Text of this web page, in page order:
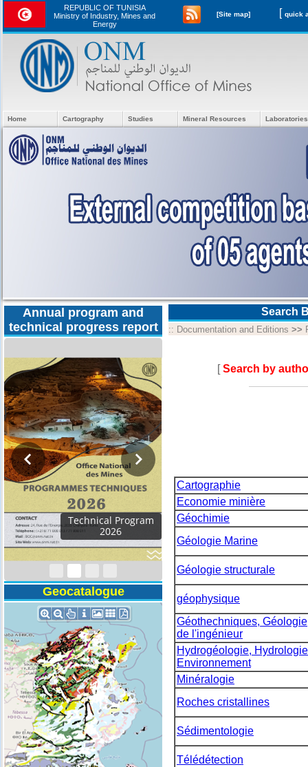
REPUBLIC OF TUNISIA
Ministry of Industry, Mines and
Energy
[Site map] [
Home Cartography Studies Mineral Resources
Annual program and
technical progress report
Activity Report 2024
Geocatalogue
Search
:: Documentation and Editions >>
[Search by
Cartographie
Economie minière
Géochimie
Géologie Marine
Géologie structurale
géophysique
Géothechniques, Géologie
de l'ingénieur
Hydrogéologie,
Environnement
Minéralogie
Roches cristallines
Sédimentologie
Télédétection